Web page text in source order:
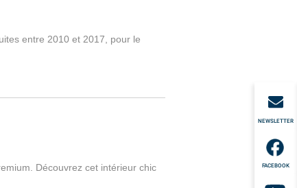
NEWSLETTER
FACEBOOK
entre 2010 et 2017, pour le
Découvrez cet intérieur chic